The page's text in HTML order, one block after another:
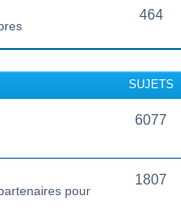
464
SUJETS
6077
pour
1807